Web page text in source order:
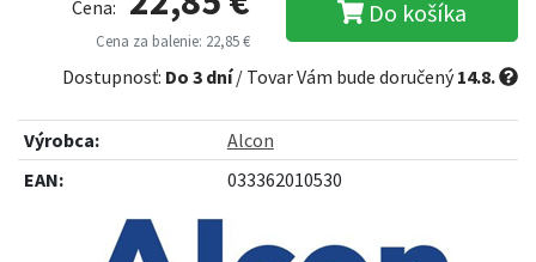
Cena:
Cena za balenie: 22,85 €
Do košíka
Dostupnosť: Do 3 dní/ Tovar Vám bude doručený14.8.
Výrobca:
Alcon
EAN:
033362010530